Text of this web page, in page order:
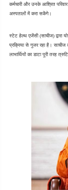
कर्मचारी और उनके आश्रित
अस्पतालों में करा सकेंगे।
स्टेट हेल्थ एजेंसी (साचीज) द्वारा
प्रक्रिया से गुजर रहा है। साचीज
लाभार्थियों का डाटा पूरी तरह